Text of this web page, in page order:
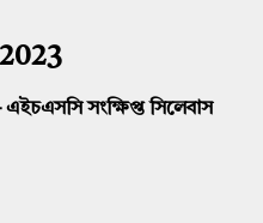
সংক্ষিপ্ত সিলেবাস